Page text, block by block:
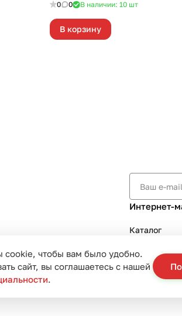
чтобы вам было удобно.
сайт, вы соглашаетесь с нашей
.
0 0 В наличии: 10 шт
В корзину
50А
Интернет-
Каталог
Бренды
Услуги